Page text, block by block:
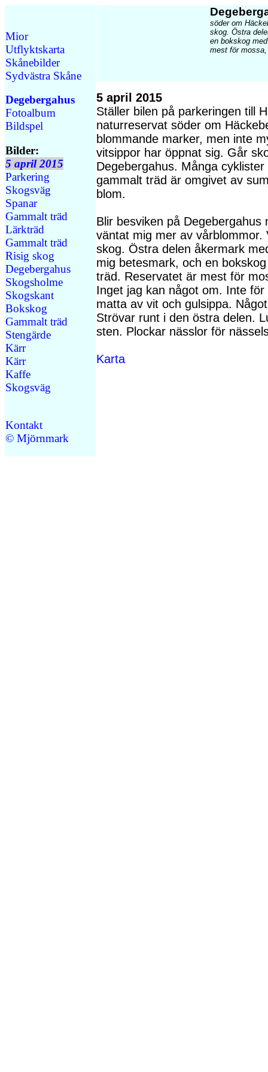
Mior
Utflyktskarta
Skånebilder
Sydvästra Skåne
Degebergahus
Fotoalbum
Bildspel
Bilder:
5 april 2015
Parkering
Skogsväg
Spanar
Gammalt träd
Lärkträd
Gammalt träd
Risig skog
Degebergahus
Skogsholme
Skogskant
Bokskog
Gammalt träd
Stengärde
Kärr
Kärr
Kaffe
Skogsväg
Kontakt
© Mjörnmark
söder om
skog. Östra
en bokskog
mest för
5 april 2015
Ställer bilen på parkeringen till
naturreservat söder om
blommande marker, men inte
vitsippor har öppnat sig. Går
Degebergahus. Många
gammalt träd är omgivet av
blom.
Blir besviken på Degebergahus
väntat mig mer av vårblommor.
skog. Östra delen åkermark
mig betesmark, och en
träd. Reservatet är mest för
Inget jag kan något om. Inte
matta av vit och gulsippa.
Strövar runt i den östra delen.
sten. Plockar nässlor för
Karta